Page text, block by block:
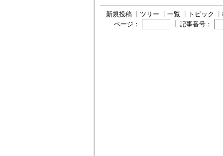
新規投稿 ツリー 一覧 トピック
ページ：
記事番号：